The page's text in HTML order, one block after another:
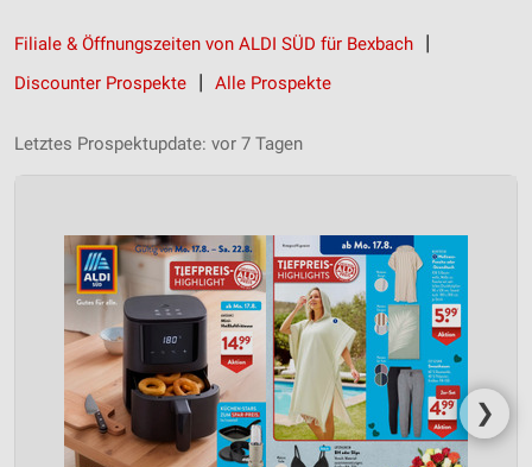
Filiale & Öffnungszeiten von ALDI SÜD für Bexbach
Discounter Prospekte
Alle Prospekte
Letztes Prospektupdate: vor 7 Tagen
❯